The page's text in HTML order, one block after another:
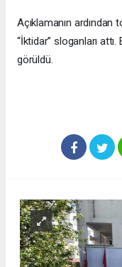
Açıklamanın ardından
“İktidar” sloganları
görüldü.